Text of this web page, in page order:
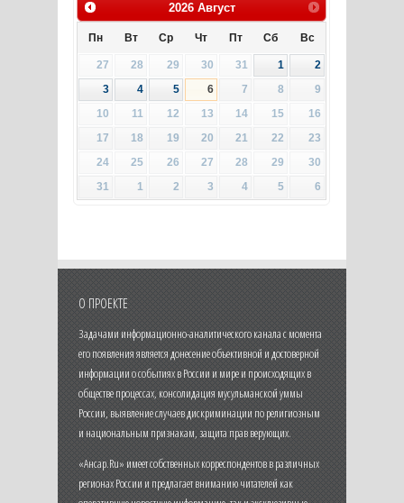
2026 Август
Пн Вт Ср Чт Пт Сб Вс
27 28 29 30 31 1
2
3
4 5 6 7 8
9
10
11 12 13 14 15
16
17
18 19 20 21 22
23
24
25 26 27 28 29
30
31
1 2 3 4 5 6
О ПРОЕКТЕ
Задачами информационно-аналитического канала с момента
его появления является донесение объективной и достоверной
информации о событиях в России и мире и происходящих в
обществе процессах, консолидация мусульманской уммы
России, выявление случаев дискриминации по религиозным
и национальным признакам, защита прав верующих.
«Ансар.Ru» имеет собственных корреспондентов в различных
регионах России и предлагает вниманию читателей как